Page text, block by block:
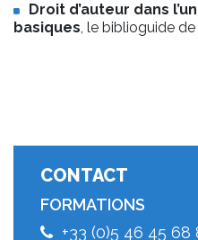
Droit d’auteur dans
basiques, le biblioguide
CONTACT
FORMATIONS
+33 (0)5 46 45 68